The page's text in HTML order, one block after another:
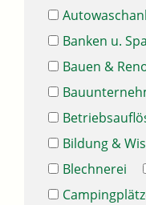
Banken u.
Bauen &
Bildung &
Blechnerei